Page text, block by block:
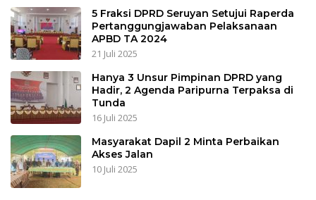
5 Fraksi DPRD Seruyan Setujui Raperda
Pertanggungjawaban Pelaksanaan
APBD TA 2024
21 Juli 2025
Hanya 3 Unsur Pimpinan DPRD yang
Hadir, 2 Agenda Paripurna Terpaksa di
Tunda
16 Juli 2025
Masyarakat Dapil 2 Minta Perbaikan
Akses Jalan
10 Juli 2025